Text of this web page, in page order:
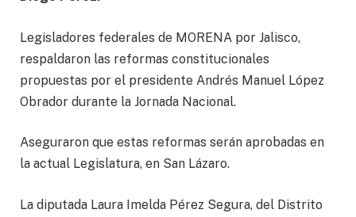
Legisladores federales de MORENA por Jalisco,
respaldaron las reformas constitucionales
propuestas por el presidente Andrés Manuel López
Obrador durante la Jornada Nacional.
Aseguraron que estas reformas serán aprobadas en
la actual Legislatura, en San Lázaro.
La diputada Laura Imelda Pérez Segura, del Distrito